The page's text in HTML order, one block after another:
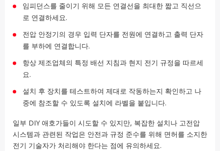
임피던스를 줄이기 위해 모든 연결선을 최대한 짧고 직선으
로 연결하세요.
전압 안정기의 경우 입력 단자를 전원에 연결하고 출력 단자
를 부하에 연결합니다.
항상 제조업체의 특정 배선 지침과 현지 전기 규정을 따르세
요.
설치 후 장치를 테스트하여 제대로 작동하는지 확인하고 나
중에 참조할 수 있도록 설치에 라벨을 붙입니다.
일부 DIY 애호가들이 시도할 수 있지만, 복잡한 설치나 고전압
시스템과 관련된 작업은 안전과 규정 준수를 위해 면허를 소지한
전기 기술자가 처리해야 한다는 점에 유의하세요.